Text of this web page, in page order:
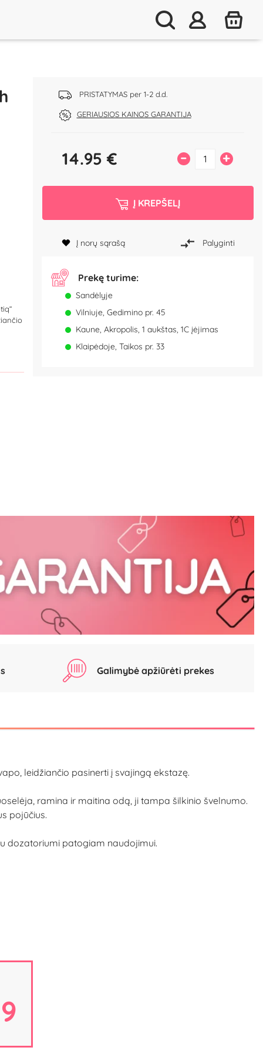
PRISTATYMAS per 1-2 d.d.
GERIAUSIOS KAINOS GARANTIJA
14.95 € – +
Į KREPŠELĮ
Į norų sąrašą Palyginti
Prekę turime:
Sandėlyje
Vilniuje, Gedimino pr. 45
Kaune, Akropolis, 1 aukštas, 1C įėjimas
Klaipėdoje, Taikos pr. 33
Galimybė apžiūrėti prekes
leidžiančio pasinerti į svajingą ekstazę.
ramina ir maitina odą, ji tampa šilkinio švelnumo.
pojūčius.
dozatoriumi patogiam naudojimui.